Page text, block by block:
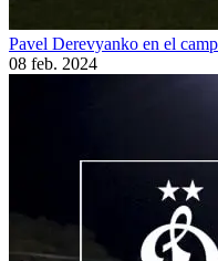
Pavel Derevyanko en el
08 feb. 2024